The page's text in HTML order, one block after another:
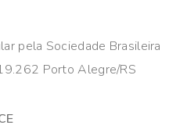
pela Sociedade Brasileira
Porto Alegre/RS